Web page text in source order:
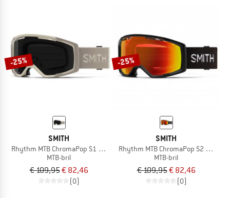
-25%
SMITH
Rhythm MTB ChromaPop S1 + Clear S0
MTB-bril
€ 109,95€ 82,46
(0)
-25%
SMITH
Rhythm MTB ChromaPop S2 (VLT
MTB-bril
€ 109,95€ 82,46
(0)